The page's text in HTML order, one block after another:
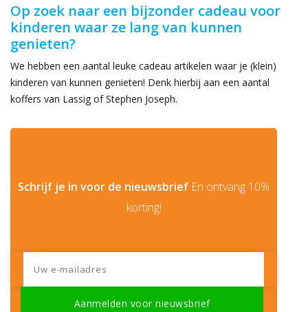
Op zoek naar een bijzonder cadeau voor
kinderen waar ze lang van kunnen
genieten?
We hebben een aantal leuke cadeau artikelen waar je (klein)
kinderen van kunnen genieten! Denk hierbij aan een aantal
koffers van Lassig of Stephen Joseph.
Schrijf je in voor de nieuwsbrief En ontvang 10%
korting!